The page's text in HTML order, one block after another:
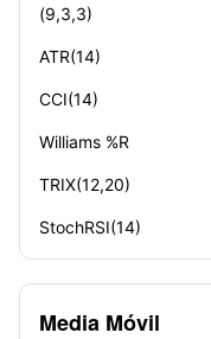
(9,3,3)
ATR(14)
CCI(14)
Williams %R
TRIX(12,20)
StochRSI(14)
Media Móvil